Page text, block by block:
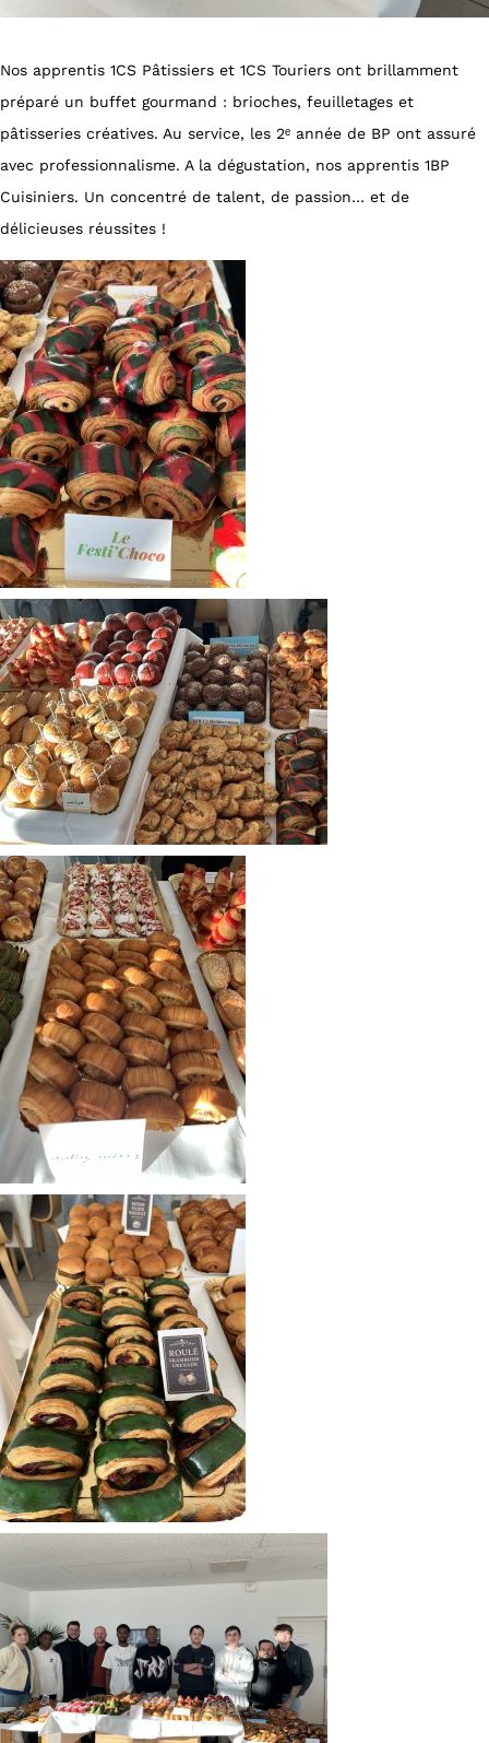
Nos apprentis 1CS Pâtissiers et 1CS Touriers ont brillamment
préparé un buffet gourmand : brioches, feuilletages et
pâtisseries créatives. Au service, les 2ᵉ année de BP ont assuré
avec professionnalisme. A la dégustation, nos apprentis 1BP
Cuisiniers. Un concentré de talent, de passion… et de
délicieuses réussites !